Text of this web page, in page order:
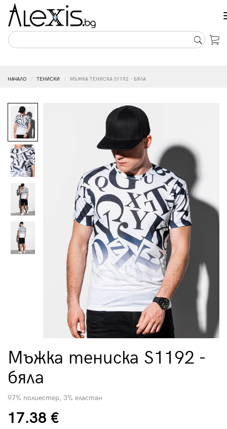
НАЧАЛО ТЕНИСКИ МЪЖКА ТЕНИСКА S1192 - БЯЛА
Мъжка тениска S1192 -
бяла
97% полиестер, 3% еластан
17.38 €